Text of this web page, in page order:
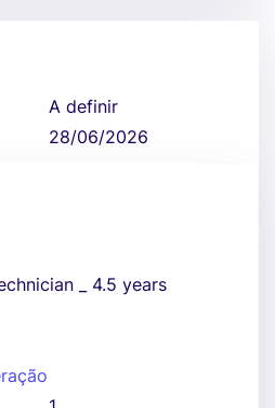
A definir
28/06/2026
_ 4.5 years